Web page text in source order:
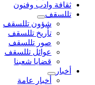
ثقافة وادب وفنون
تللسقف
شؤون تللسقف
تأريخ تللسقف
صور تللسقف
عوائل تللسقف
قضايا شعبنا
أخبار
أخبار عامة